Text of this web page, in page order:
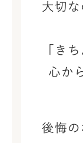
大切
「き
心か
後悔の